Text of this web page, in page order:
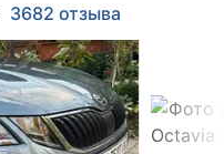
3682 отзыва